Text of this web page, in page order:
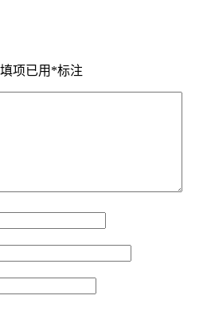
项已用 *标注